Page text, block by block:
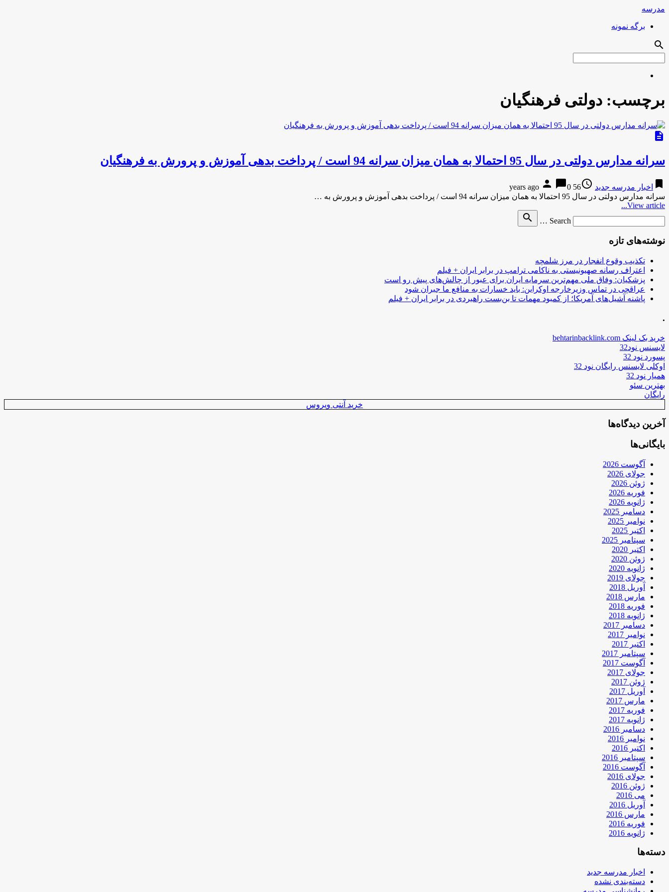
مدرسه
برگه نمونه
search
برچسب: دولتی فرهنگیان
description
سرانه مدارس دولتی در سال 95 احتمالا به همان میزان سرانه 94 است / پرداخت بدهی آموزش و پرورش به فرهنگیان
bookmark اخبار مدرسه جدید access_time
56 years ago
person chat_bubble0
سرانه مدارس دولتی در سال 95 احتمالا به همان میزان سرانه 94 است / پرداخت بدهی آموزش و پرورش به …
View article...
Search …
search
نوشته‌های تازه
تکذیب وقوع انفجار در مرز شلمچه
اعتراف رسانه صهیونیستی به ناکامی ترامپ در برابر ایران + فیلم
پزشکیان: وفاق ملی مهم‌ترین سرمایه ایران برای عبور از چالش‌های پیش رو است
عراقچی در تماس وزیرخارجه اوکراین: باید خسارات به منافع ما جبران شود
پاشنه آشیل‌های آمریکا؛ از کمبود مهمات تا بن‌بست راهبردی در برابر ایران + فیلم
.
خرید بک لینک behtarinbacklink.com
لایسنس نود32
پسورد نود 32
اوکلی لایسنس رایگان نود 32
همیار نود 32
بهترین سئو
رایگان
خرید آنتی ویروس
آخرین دیدگاه‌ها
بایگانی‌ها
آگوست 2026
جولای 2026
ژوئن 2026
فوریه 2026
ژانویه 2026
دسامبر 2025
نوامبر 2025
اکتبر 2025
سپتامبر 2025
اکتبر 2020
ژوئن 2020
ژانویه 2020
جولای 2019
آوریل 2018
مارس 2018
فوریه 2018
ژانویه 2018
دسامبر 2017
نوامبر 2017
اکتبر 2017
سپتامبر 2017
آگوست 2017
جولای 2017
ژوئن 2017
آوریل 2017
مارس 2017
فوریه 2017
ژانویه 2017
دسامبر 2016
نوامبر 2016
اکتبر 2016
سپتامبر 2016
آگوست 2016
جولای 2016
ژوئن 2016
می 2016
آوریل 2016
مارس 2016
فوریه 2016
ژانویه 2016
دسته‌ها
اخبار مدرسه جدید
دسته‌بندی نشده